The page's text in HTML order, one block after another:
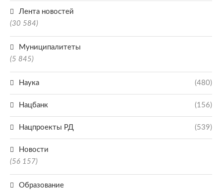
Лента новостей
(30 584)
Муниципалитеты
(5 845)
Наука (480)
Нацбанк (156)
Нацпроекты РД (539)
Новости
(56 157)
Образование